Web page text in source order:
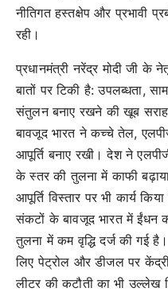
नीतिगत हस्तक्षेप और प्रभावी
रही।
प्रधानमंत्री नरेंद्र मोदी जी के
बातों पर टिकी है: उपलब्धता,
संतुलन बनाए रखने की खूब
बावजूद भारत ने कच्चे तेल,
आपूर्ति बनाए रखी। देश ने
के स्तर की तुलना में काफी
आपूर्ति विस्तार पर भी कार्य
संकटों के बावजूद भारत में ईंधन
तुलना में कम वृद्धि दर्ज की गई
लिए पेट्रोल और डीजल पर
लीटर की कटौती का भी उल्लेख